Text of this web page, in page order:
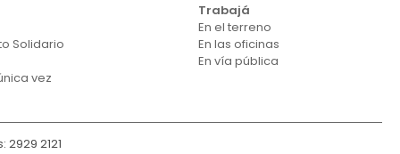
Solidario
vez
Trabajá
En el terreno
En las oficinas
En vía pública
2929 2121